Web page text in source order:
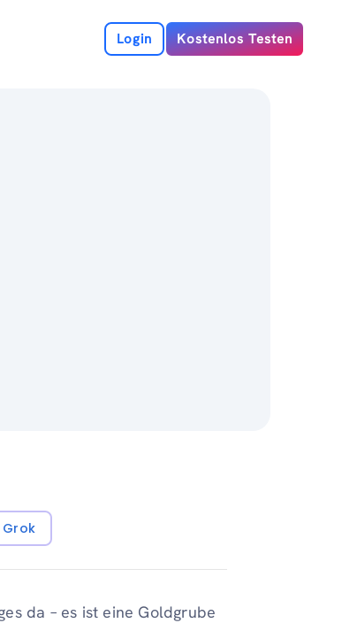
Login Kostenlos Testen
Grok
da – es ist eine Goldgrube